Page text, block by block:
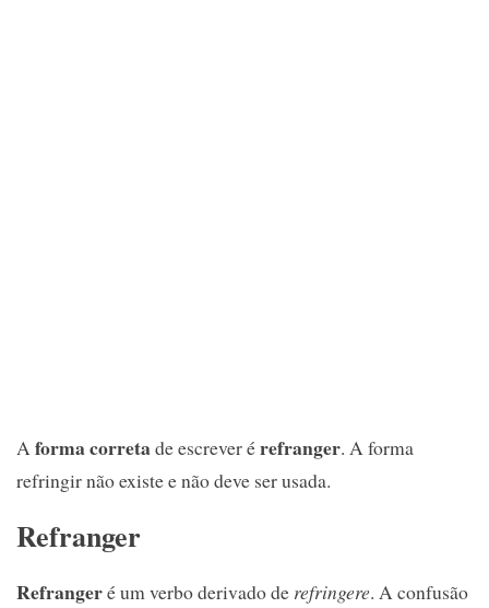
Aforma corretade escrever érefranger. A forma
refringir não existe e não deve ser usada.
Refranger
Refrangeré um verbo derivado de refringere. A confusão